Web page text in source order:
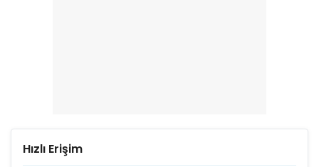
Hızlı Erişim